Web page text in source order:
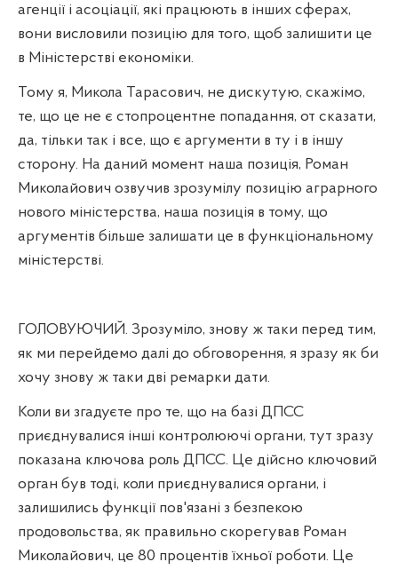
агенції і асоціації, які працюють в інших сферах,
вони висловили позицію для того, щоб залишити це
в Міністерстві економіки.
Тому я, Микола Тарасович, не дискутую, скажімо,
те, що це не є стопроцентне попадання, от сказати,
да, тільки так і все, що є аргументи в ту і в іншу
сторону. На даний момент наша позиція, Роман
Миколайович озвучив зрозумілу позицію аграрного
нового міністерства, наша позиція в тому, що
аргументів більше залишати це в функціональному
міністерстві.
ГОЛОВУЮЧИЙ. Зрозуміло, знову ж таки перед тим,
як ми перейдемо далі до обговорення, я зразу як би
хочу знову ж таки дві ремарки дати.
Коли ви згадуєте про те, що на базі ДПСС
приєднувалися інші контролюючі органи, тут зразу
показана ключова роль ДПСС. Це дійсно ключовий
орган був тоді, коли приєднувалися органи, і
залишились функції пов'язані з безпекою
продовольства, як правильно скорегував Роман
Миколайович, це 80 процентів їхньої роботи. Це